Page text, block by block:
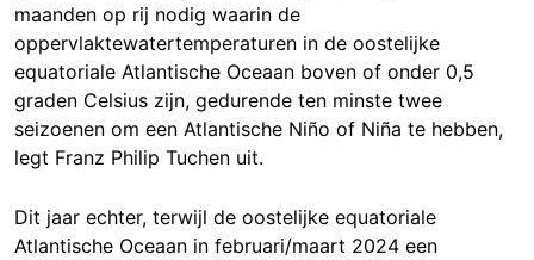
maanden op rij nodig waarin de
oppervlaktewatertemperaturen in de oostelijke
equatoriale Atlantische Oceaan boven of onder 0,5
graden Celsius zijn, gedurende ten minste twee
seizoenen om een Atlantische Niño of Niña te hebben,
legt Franz Philip Tuchen uit.
Dit jaar echter, terwijl de oostelijke equatoriale
Atlantische Oceaan in februari/maart 2024 een